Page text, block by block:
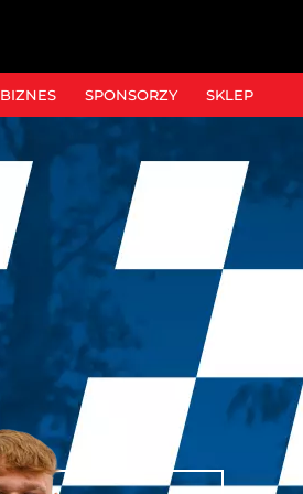
BIZNES SPONSORZY SKLEP